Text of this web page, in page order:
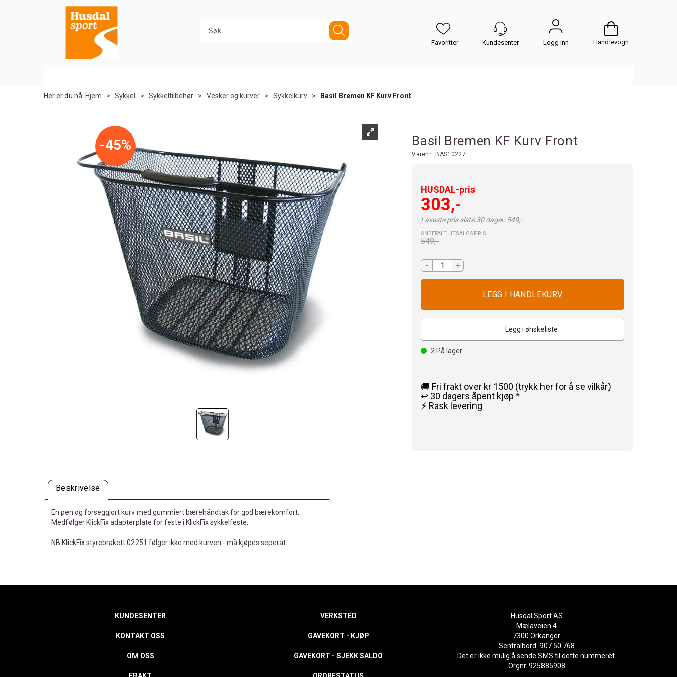
Logg inn Handlevogn
Her er du nå: Hjem > Sykkel > Sykkeltilbehør > Vesker og kurver > Sykkelkurv > Basil Bremen KF Kurv Front
45% Basil Bremen KF Kurv Front
Varenr: BAS10227
HUSDAL-pris
303,-
Laveste pris siste 30 dager: 549,-
ANBEFALT UTSALGSPRIS
549,-
- +
Legg i ønskeliste
2 På lager
🚚 Fri frakt over kr 1500 (trykk her for å se vilkår)
↩️ 30 dagers åpent kjøp*
⚡ Rask levering
Beskrivelse
En pen og forseggjort kurv med gummiert bærehåndtak for god bærekomfort.
Medfølger KlickFix adapterplate for feste i KlickFix sykkelfeste.
NB:KlickFix styrebrakett 02251 følger ikke med kurven - må kjøpes seperat.
KUNDESENTER
KONTAKT OSS
OM OSS
VERKSTED
GAVEKORT - KJØP
GAVEKORT - SJEKK SALDO
Husdal Sport AS
Mælaveien 4
7300 Orkanger
Sentralbord: 907 50 768
Det er ikke mulig å sende SMS til dette nummeret.
Orgnr. 925885908